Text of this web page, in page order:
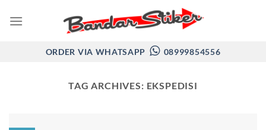
ORDER VIA WHATSAPP 08999854556
TAG ARCHIVES: EKSPEDISI